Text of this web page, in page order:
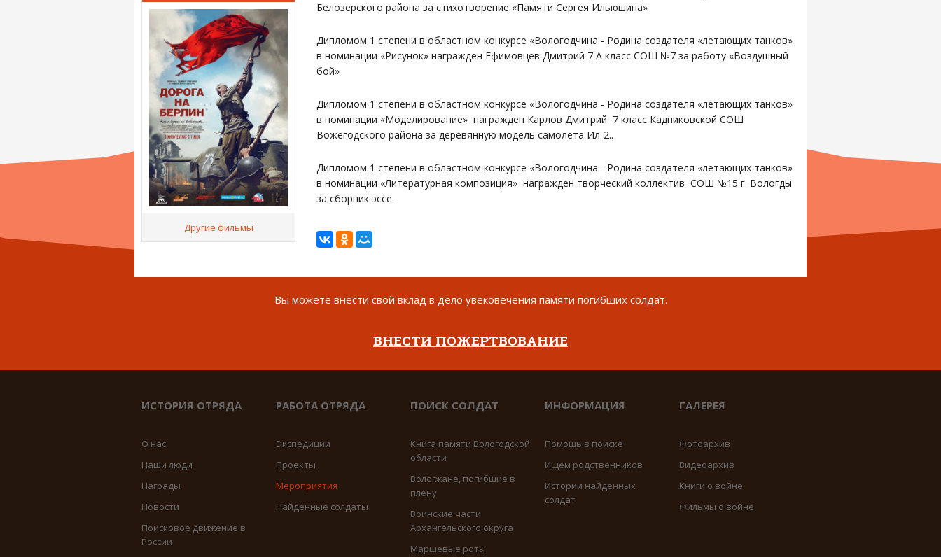
Белозерского района за стихотворение «Памяти Сергея Ильюшина»
Дипломом 1 степени в областном конкурсе «Вологодчина - Родина создателя «летающих танков»
в номинации «Рисунок» награжден Ефимовцев Дмитрий 7 А класс СОШ №7 за работу «Воздушный
бой»
Дипломом 1 степени в областном конкурсе «Вологодчина - Родина создателя «летающих танков»
в номинации «Моделирование» награжден Карлов Дмитрий 7 класс Кадниковской СОШ
Вожегодского района за деревянную модель самолёта Ил-2..
Дипломом 1 степени в областном конкурсе «Вологодчина - Родина создателя «летающих танков»
в номинации «Литературная композиция» награжден творческий коллектив СОШ №15 г. Вологды
за сборник эссе.
Другие фильмы
Вы можете внести свой вклад в дело увековечения памяти погибших солдат.
ВНЕСТИ ПОЖЕРТВОВАНИЕ
ИСТОРИЯ ОТРЯДА
О нас
Наши люди
Награды
Новости
Поисковое движение в
России
РАБОТА ОТРЯДА
Экспедиции
Проекты
Мероприятия
Найденные солдаты
ПОИСК СОЛДАТ
Книга памяти Вологодской
области
Вологжане, погибшие в
плену
Воинские части
Архангельского округа
Маршевые роты
ИНФОРМАЦИЯ
Помощь в поиске
Ищем родственников
Истории найденных
солдат
ГАЛЕРЕЯ
Фотоархив
Видеоархив
Книги о войне
Фильмы о войне